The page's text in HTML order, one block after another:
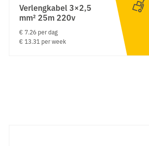
Verlengkabel 3×2,5
mm² 25m 220v
€ 7.26 per dag
€ 13.31 per week